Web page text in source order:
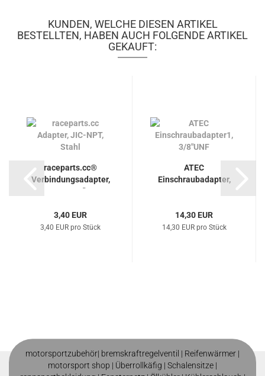
KUNDEN, WELCHE DIESEN ARTIKEL
BESTELLTEN, HABEN AUCH FOLGENDE ARTIKEL
GEKAUFT:
raceparts.cc®
Verbindungsadapter,
D-03-1/8"...
3,40 EUR
3,40 EUR pro Stück
ATEC
Einschraubadapter,
14,30 EUR
14,30 EUR pro Stück
motorsportzubehör| bremskraftregelventil | Reifenwärmer |
motorsport shop | Überrollkäfig | Schalensitze |